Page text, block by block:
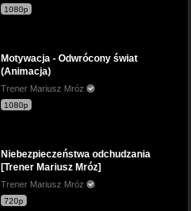
1080p
Motywacja - Odwrócony świat
(Animacja)
Trener Mariusz Mróz
1080p
Niebezpieczeństwa odchudzania
[Trener Mariusz Mróz]
Trener Mariusz Mróz
720p